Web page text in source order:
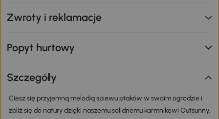
Zwroty i reklamacje
Popyt hurtowy
Szczegóły
Ciesz się przyjemną melodią śpiewu ptaków w swoim ogrodzie i
zbliż się do natury dzięki naszemu solidnemu karmnikowi Outsunny.